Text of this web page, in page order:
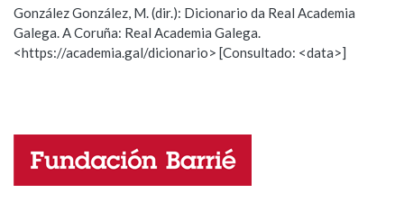
Observación Hai un erro na palabra
Propoño mellorar a definición
Nome
González González, M. (dir.): Dicionario da Real Academia
Galega. A Coruña: Real Academia Galega.
<https://academia.gal/dicionario> [Consultado: <data>]